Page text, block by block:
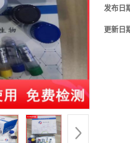
发布日
更新日